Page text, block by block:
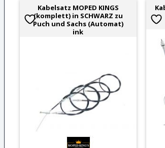
Kabelsatz MOPED KINGS
(komplett) in SCHWARZ zu
Puch und Sachs (Automat)
ink